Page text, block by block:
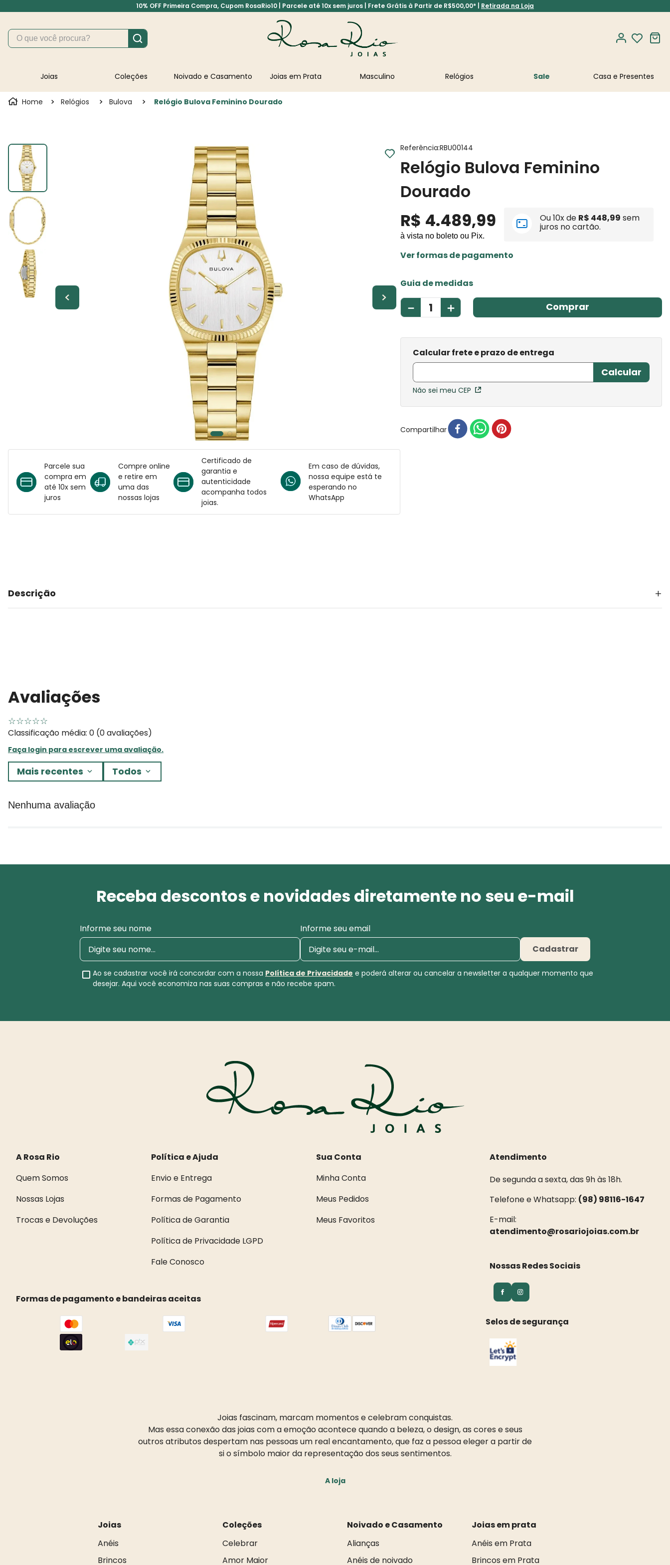
10% OFF Primeira Compra, Cupom RosaRio10 | Parcele até 10x sem juros | Frete Grátis à Partir de R$500,00* | Retirada na Loja
O que você procura?
Joias Coleções Noivado e Casamento Joias em Prata Masculino Relógios Sale
Relógios Bulova Relógio Bulova Feminino Dourado
Parcele sua
compra em
até 10x sem
juros
Compre online
e retire em
uma das
nossas lojas
Certificado de
garantia e
autenticidade
acompanha todos
joias.
Em caso de dúvidas,
nossa equipe está te
esperando no
WhatsApp
Referência:RBU00144
Relógio Bulova Feminino
Dourado
R$ 4.489,99
à vista no boleto ou Pix.
Ou10x de R$ 448,99 sem
juros no cartão.
Ver formas de pagamento
Guia de medidas
＋
－ Comprar
Não sei meu CEP
Compartilhar
Descrição
Avaliações
☆☆☆☆☆
Classificação média: 0 (0 avaliações)
Faça login para escrever uma avaliação.
Mais recentes Todos
Nenhuma avaliação
Receba descontos e novidades diretamente no seu e-mail
Informe seu nome
Informe seu email
Cadastrar
Ao se cadastrar você irá concordar com a nossa Política de Privacidade e poderá alterar ou cancelar a newsletter a qualquer momento que
desejar. Aqui você economiza nas suas compras e não recebe spam.
A Rosa Rio
Quem Somos
Nossas Lojas
Trocas e Devoluções
Política e Ajuda
Envio e Entrega
Formas de Pagamento
Política de Garantia
Política de Privacidade LGPD
Fale Conosco
Sua Conta
Minha Conta
Meus Pedidos
Meus Favoritos
Formas de pagamento e bandeiras aceitas
Atendimento
De segunda a sexta, das 9h às 18h.
Telefone e Whatsapp: (98) 98116-1647
E-mail:
atendimento@rosariojoias.com.br
Nossas Redes Sociais
Selos de segurança
Joias fascinam, marcam momentos e celebram conquistas.
Mas essa conexão das joias com a emoção acontece quando a beleza, o design, as cores e seus
outros atributos despertam nas pessoas um real encantamento, que faz a pessoa eleger a partir de
si o símbolo maior da representação dos seus sentimentos.
A loja
Joias
Anéis
Brincos
Coleções
Celebrar
Amor Maior
Noivado e Casamento
Alianças
Anéis de noivado
Joias em prata
Anéis em Prata
Brincos em Prata